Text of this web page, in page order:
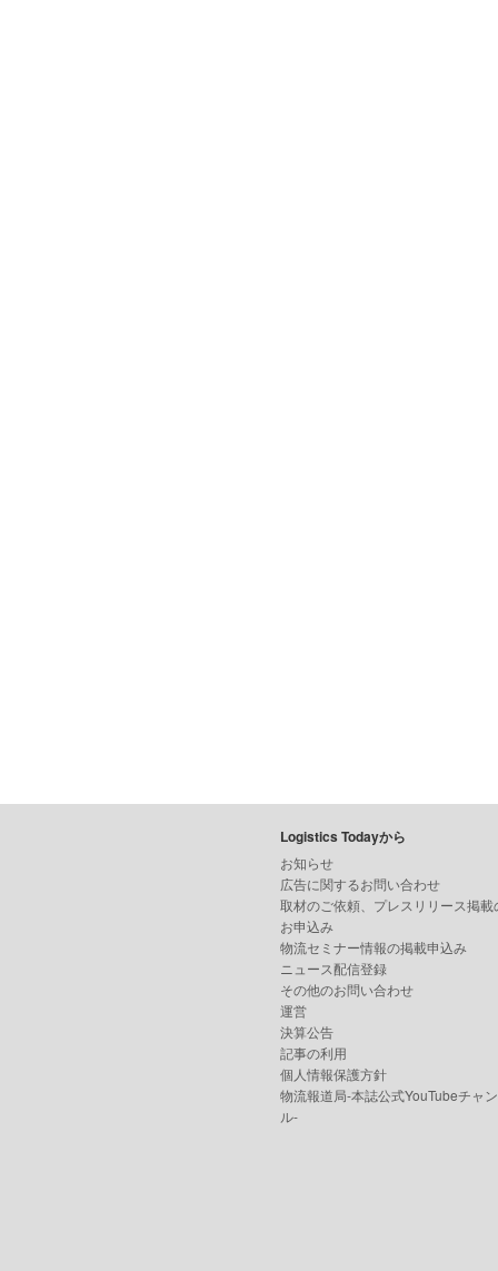
Logistics Todayから
お知らせ
広告に関するお問い合わせ
取材のご依頼、プレスリリース掲載
お申込み
物流セミナー情報の掲載申込み
ニュース配信登録
その他のお問い合わせ
運営
決算公告
記事の利用
個人情報保護方針
物流報道局-本誌公式YouTubeチャ
ル-